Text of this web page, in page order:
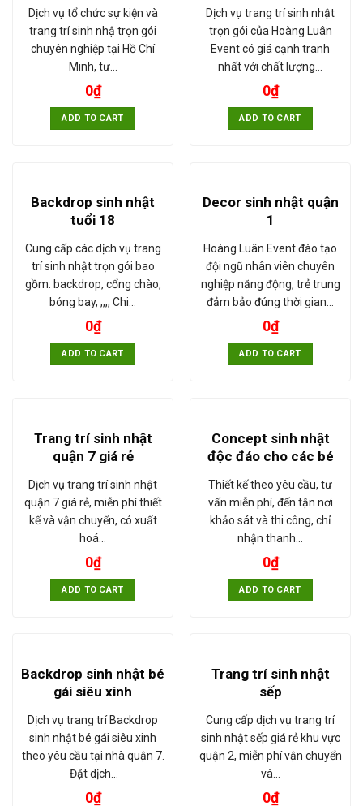
Dịch vụ tổ chức sự kiện và
trang trí sinh nhậ trọn gói
chuyên nghiệp tại Hồ Chí
Minh, tư…
0₫
ADD TO CART
Dịch vụ trang trí sinh nhật
trọn gói của Hoàng Luân
Event có giá cạnh tranh
nhất với chất lượng…
0₫
ADD TO CART
Backdrop sinh nhật
tuổi 18
Cung cấp các dịch vụ trang
trí sinh nhật trọn gói bao
gồm: backdrop, cổng chào,
bóng bay, ,,,, Chi…
0₫
ADD TO CART
Decor sinh nhật quận
1
Hoàng Luân Event đào tạo
đội ngũ nhân viên chuyên
nghiệp năng động, trẻ trung
đảm bảo đúng thời gian…
0₫
ADD TO CART
Trang trí sinh nhật
quận 7 giá rẻ
Dịch vụ trang trí sinh nhật
quận 7 giá rẻ, miễn phí thiết
kế và vận chuyển, có xuất
hoá…
0₫
ADD TO CART
Concept sinh nhật
độc đáo cho các bé
Thiết kế theo yêu cầu, tư
vấn miễn phí, đến tận nơi
khảo sát và thi công, chỉ
nhận thanh…
0₫
ADD TO CART
Backdrop sinh nhật bé
gái siêu xinh
Dịch vụ trang trí Backdrop
sinh nhật bé gái siêu xinh
theo yêu cầu tại nhà quận 7.
Đặt dịch…
0₫
Trang trí sinh nhật
sếp
Cung cấp dịch vụ trang trí
sinh nhật sếp giá rẻ khu vực
quận 2, miễn phí vận chuyển
và…
0₫